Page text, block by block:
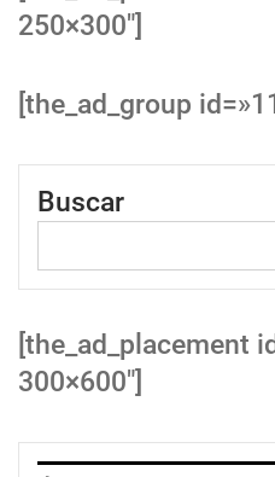
250×300″]
[the_ad_group
Buscar
[the_ad_placement
300×600″]